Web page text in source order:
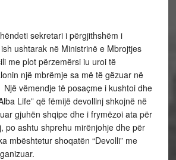
sekretari i përgjithshëm i
ish ushtarak në Ministrinë e Mbrojtjes
me plot përzemërsi iu uroi të
një mbrëmje sa më të gëzuar në
vëmendje të posaçme i kushtoi dhe
Life” që fëmijë devollinj shkojnë në
gjuhën shqipe dhe i frymëzoi ata për
po ashtu shprehu mirënjohje dhe për
mbështetur shoqatën “Devolli” me